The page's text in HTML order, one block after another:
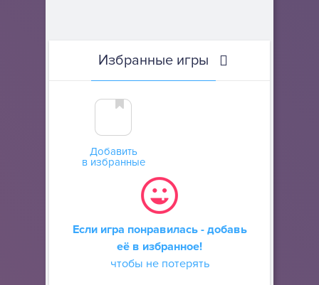
Избранные игры
Добавить
в избранные
Если игра понравилась - добавь
её в избранное!
чтобы не потерять